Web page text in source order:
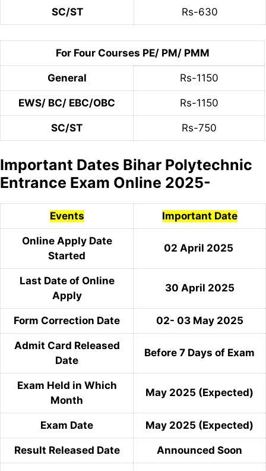
SC/ST Rs-630
For Four Courses PE/ PM/ PMM
General Rs-1150
EWS/ BC/ EBC/OBC Rs-1150
SC/ST Rs-750
Important Dates Bihar Polytechnic
Entrance Exam Online 2025-
Events Important Date
Online Apply Date
Started
02 April 2025
Last Date of Online
Apply
30 April 2025
Form Correction Date 02- 03 May 2025
Admit Card Released
Date
Before 7 Days of Exam
Exam Held in Which
Month
May 2025 (Expected)
Exam Date May 2025 (Expected)
Result Released Date Announced Soon